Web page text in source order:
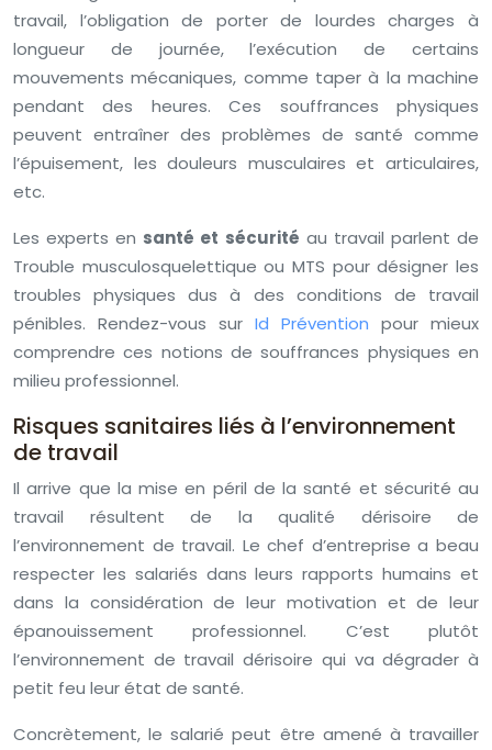
travail, l’obligation de porter de lourdes charges à
longueur de journée, l’exécution de certains
mouvements mécaniques, comme taper à la machine
pendant des heures. Ces souffrances physiques
peuvent entraîner des problèmes de santé comme
l’épuisement, les douleurs musculaires et articulaires,
etc.
Les experts en santé et sécurité au travail parlent de
Trouble musculosquelettique ou MTS pour désigner les
troubles physiques dus à des conditions de travail
pénibles. Rendez-vous sur Id Prévention pour mieux
comprendre ces notions de souffrances physiques en
milieu professionnel.
Risques sanitaires liés à l’environnement
de travail
Il arrive que la mise en péril de la santé et sécurité au
travail résultent de la qualité dérisoire de
l’environnement de travail. Le chef d’entreprise a beau
respecter les salariés dans leurs rapports humains et
dans la considération de leur motivation et de leur
épanouissement professionnel. C’est plutôt
l’environnement de travail dérisoire qui va dégrader à
petit feu leur état de santé.
Concrètement, le salarié peut être amené à travailler